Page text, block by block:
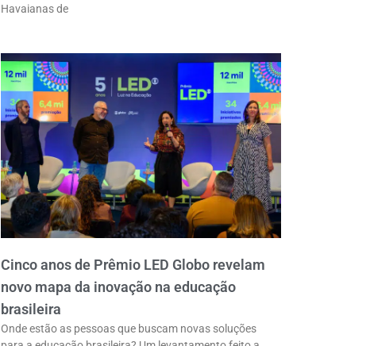
Havaianas de
Cinco anos de Prêmio LED Globo revelam
novo mapa da inovação na educação
brasileira
Onde estão as pessoas que buscam novas soluções